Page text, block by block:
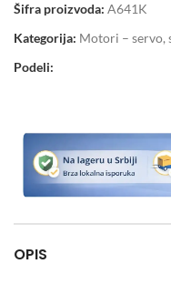
Šifra proizvoda: A641K
Kategorija: Motori – servo,
Podeli:
OPIS